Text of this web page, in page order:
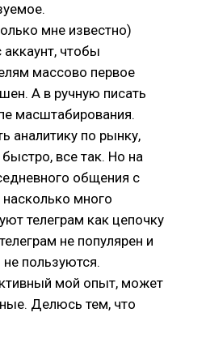
мне известно)
аккаунт, чтобы
массово первое
А в ручную писать
масштабирования.
аналитику по рынку,
все так. Но на
общения с
насколько много
телеграм как цепочку
не популярен и
пользуются.
мой опыт, может
Делюсь тем, что